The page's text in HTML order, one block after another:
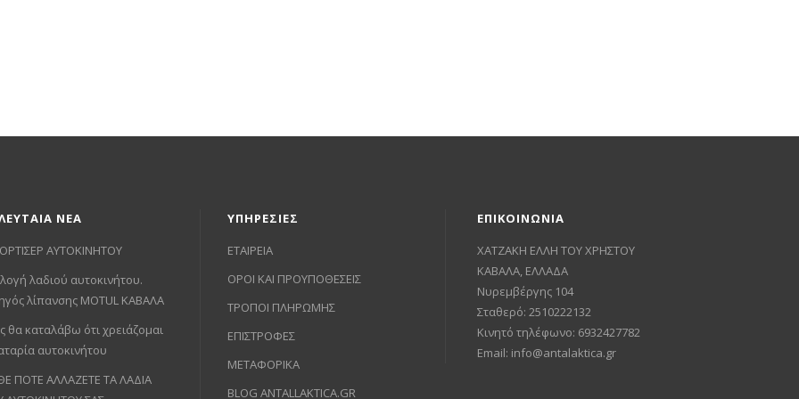
ΝΕΑ
ΑΥΤΟΚΙΝΗΤΟΥ
λαδιού αυτοκινήτου.
λίπανσης MOTUL ΚΑΒΑΛΑ
θα καταλάβω ότι χρειάζομαι
αυτοκινήτου
ΠΟΤΕ ΑΛΛΑΖΕΤΕ ΤΑ ΛΑΔΙΑ
ΥΠΗΡΕΣΙΕΣ
ΕΤΑΙΡΕΙΑ
ΟΡΟΙ ΚΑΙ ΠΡΟΥΠΟΘΕΣΕΙΣ
ΤΡΟΠΟΙ ΠΛΗΡΩΜΗΣ
ΕΠΙΣΤΡΟΦΕΣ
ΜΕΤΑΦΟΡΙΚΑ
BLOG ANTALLAKTICA.GR
ΕΠΙΚΟΙΝΩΝΙΑ
ΧΑΤΖΑΚΗ ΕΛΛΗ ΤΟΥ ΧΡΗΣΤΟΥ
ΚΑΒΑΛΑ, ΕΛΛΑΔΑ
Νυρεμβέργης 104
Σταθερό: 2510222132
Κινητό τηλέφωνο: 6932427782
Email: info@antalaktica.gr